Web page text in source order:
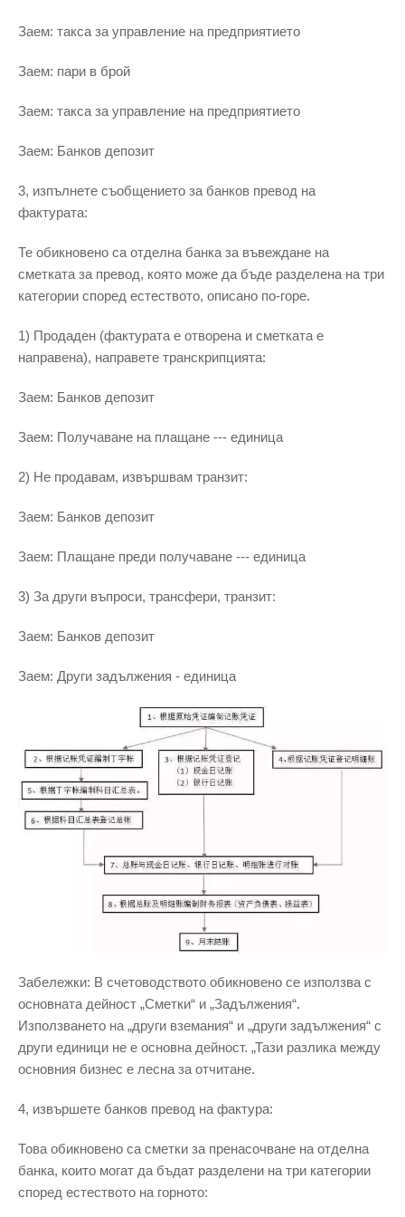
Заем: такса за управление на предприятието
Заем: пари в брой
Заем: такса за управление на предприятието
Заем: Банков депозит
3, изпълнете съобщението за банков превод на
фактурата:
Те обикновено са отделна банка за въвеждане на
сметката за превод, която може да бъде разделена на три
категории според естеството, описано по-горе.
1) Продаден (фактурата е отворена и сметката е
направена), направете транскрипцията:
Заем: Банков депозит
Заем: Получаване на плащане --- единица
2) Не продавам, извършвам транзит:
Заем: Банков депозит
Заем: Плащане преди получаване --- единица
3) За други въпроси, трансфери, транзит:
Заем: Банков депозит
Заем: Други задължения - единица
Забележки: В счетоводството обикновено се използва с
основната дейност „Сметки“ и „Задължения“.
Използването на „други вземания“ и „други задължения“ с
други единици не е основна дейност. „Тази разлика между
основния бизнес е лесна за отчитане.
4, извършете банков превод на фактура:
Това обикновено са сметки за пренасочване на отделна
банка, които могат да бъдат разделени на три категории
според естеството на горното: